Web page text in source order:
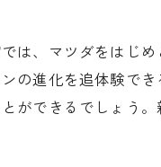
は、マツダをはじ
進化を追体験でき
ができるでしょう